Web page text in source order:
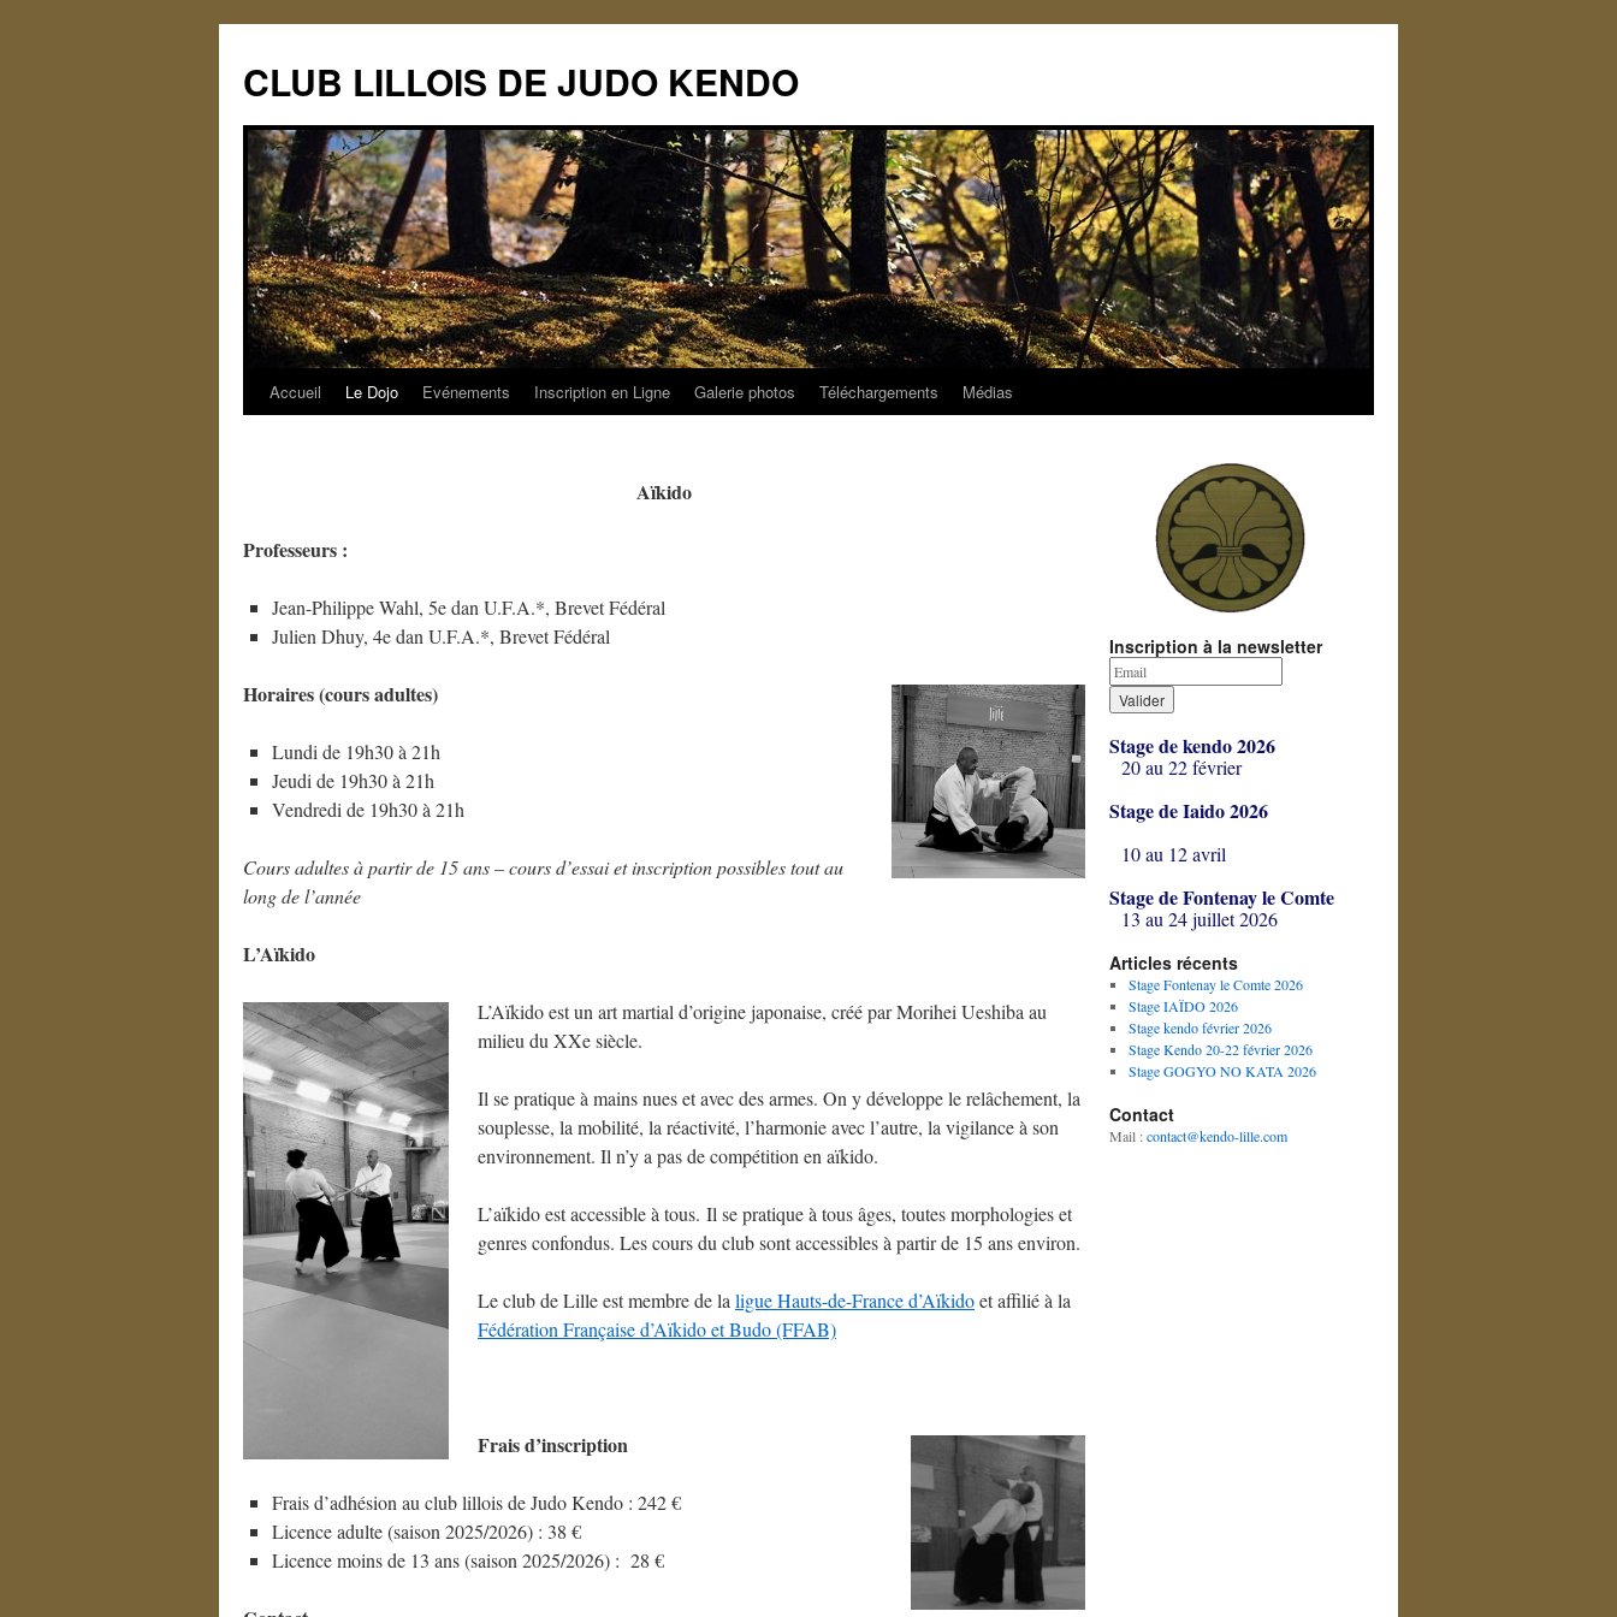
CLUB LILLOIS DE JUDO KENDO
Accueil Le Dojo Evénements Inscription en Ligne Galerie photos Téléchargements Médias
Aïkido
Professeurs :
Jean-Philippe Wahl, 5e dan U.F.A.*, Brevet Fédéral
Julien Dhuy, 4e dan U.F.A.*, Brevet Fédéral
Horaires (cours adultes)
Lundi de 19h30 à 21h
Jeudi de 19h30 à 21h
Vendredi de 19h30 à 21h
Cours adultes à partir de 15 ans – cours d’essai et inscription possibles tout au
long de l’année
L’Aïkido
L’Aïkido est un art martial d’origine japonaise, créé par Morihei Ueshiba au
milieu du XXe siècle.
Il se pratique à mains nues et avec des armes. On y développe le relâchement, la
souplesse, la mobilité, la réactivité, l’harmonie avec l’autre, la vigilance à son
environnement. Il n’y a pas de compétition en aïkido.
L’aïkido est accessible à tous. Il se pratique à tous âges, toutes morphologies et
genres confondus. Les cours du club sont accessibles à partir de 15 ans environ.
Le club de Lille est membre de la ligue Hauts-de-France d’Aïkidoet affilié à la
Fédération Française d’Aïkido et Budo (FFAB)
Frais d’inscription
Frais d’adhésion au club lillois de Judo Kendo : 242 €
Licence adulte (saison 2025/2026) : 38 €
Licence moins de 13 ans (saison 2025/2026) : 28 €
Inscription à la newsletter
Stage de kendo 2026
20 au 22 février
Stage de Iaido 2026
10 au 12 avril
Stage de Fontenay le Comte
13 au 24 juillet 2026
Articles récents
Stage Fontenay le Comte 2026
Stage IAÏDO 2026
Stage kendo février 2026
Stage Kendo 20-22 février 2026
Stage GOGYO NO KATA 2026
Contact
Mail :contact@kendo-lille.com